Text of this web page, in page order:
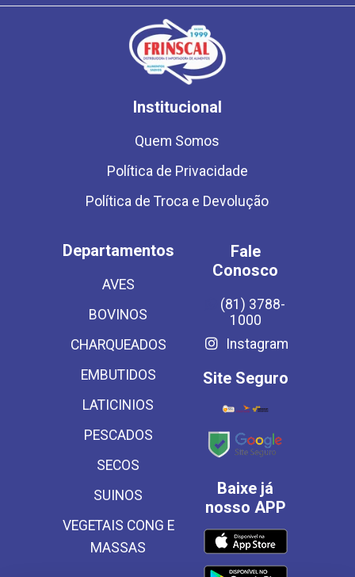
Institucional
Quem Somos
Política de Privacidade
Política de Troca e Devolução
Departamentos
AVES
BOVINOS
CHARQUEADOS
EMBUTIDOS
LATICINIOS
PESCADOS
SECOS
SUINOS
VEGETAIS CONG E
MASSAS
Fale
Conosco
(81) 3788-
1000
Instagram
Site Seguro
Baixe já
nosso APP